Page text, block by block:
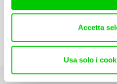
Accetta
Usa solo i